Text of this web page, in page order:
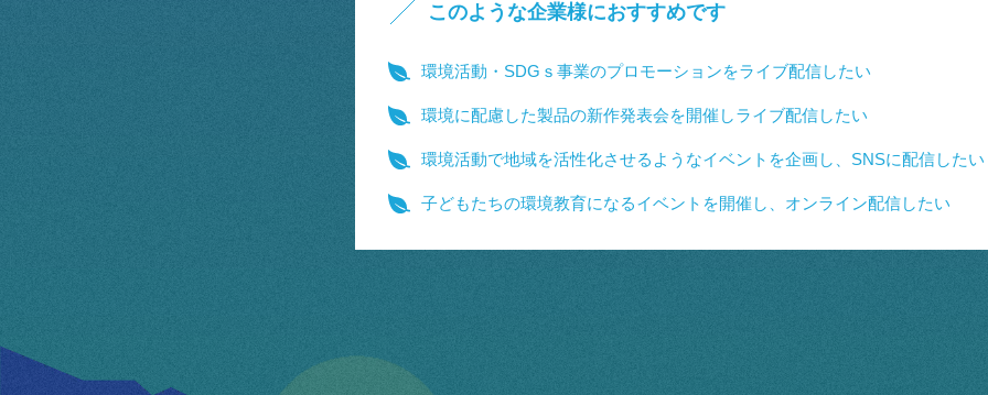
このような企業様におすすめです
環境活動・SDGｓ事業のプロモーションをライブ配信したい
環境に配慮した製品の新作発表会を開催しライブ配信したい
環境活動で地域を活性化させるようなイベントを企画し、SNSに配信したい
子どもたちの環境教育になるイベントを開催し、オンライン配信したい